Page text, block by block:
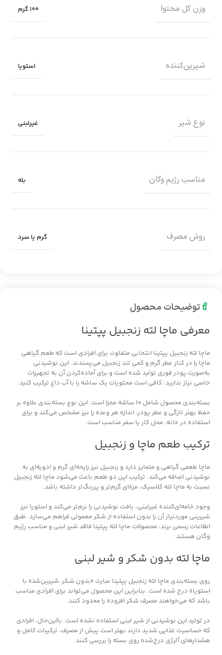
توضیحات محصول
معرفی ماچا لته زنجبیل پپتینا
ماچا لته زنجبیل پپتینا انتخابی متفاوت برای افرادی است که طعم گیاهی
ماچا را در کنار عطر گرم و کمی تند زنجبیل می‌پسندند. این نوشیدنی
به‌صورت پودر فوری تولید شده است و برای آماده‌کردن آن به تجهیزات
خاصی نیاز ندارید؛ کافی است محتویات یک ساشه را با آب داغ ترکیب کنید.
بسته‌بندی محصول شامل ۱۰ ساشه مجزا است. این نوع بسته‌بندی علاوه بر
حفظ بهتر تازگی و عطر پودر، اندازه هر وعده را نیز مشخص می‌کند و برای
استفاده در خانه، محل کار یا سفر مناسب است.
ترکیب طعم ماچا و زنجبیل
ماچا طعمی گیاهی و متمایز دارد و زنجبیل نیز رایحه‌ای گرم و ادویه‌ای به
نوشیدنی اضافه می‌کند. ترکیب این دو طعم باعث می‌شود ماچا لته زنجبیل
نسبت به ماچا لته کلاسیک، مزه‌ای گرم‌تر و پررنگ‌تر داشته باشد.
وجود خامه‌ای‌کننده غیرلبنی، بافت نوشیدنی را نرم‌تر می‌کند و استویا نیز
شیرینی موردنیاز آن را بدون استفاده از شکر معمولی فراهم می‌سازد. طبق
اطلاعات رسمی برند، محصولات ماچا لته پپتینا فاقد شیر لبنی و مناسب رژیم
وگان هستند.
ماچا لته بدون شکر و شیر لبنی
روی بسته‌بندی ماچا لته زنجبیل پپتینا عبارت «بدون شکر، شیرین‌شده با
استویا» درج شده است. بنابراین این محصول می‌تواند برای افرادی مناسب
باشد که می‌خواهند مصرف شکر افزوده را محدود کنند.
در تولید این نوشیدنی از شیر لبنی استفاده نشده است. بااین‌حال، افرادی
که حساسیت غذایی شدید دارند بهتر است پیش از مصرف، ترکیبات کامل و
هشدارهای آلرژی درج‌شده روی بسته را بررسی کنند.
وزن کل محتوا ۱۰۰ گرم
شیرین‌کننده استویا
نوع شیر غیرلبنی
مناسب رژیم وگان بله
روش مصرف گرم یا سرد